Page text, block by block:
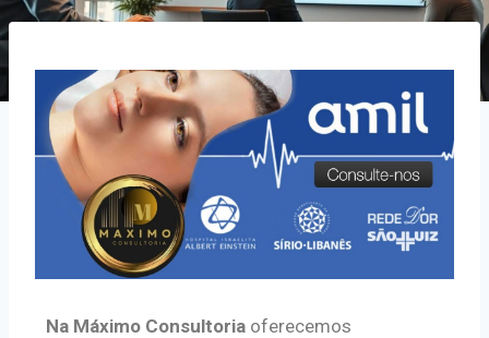
Na Máximo Consultoria oferecemos